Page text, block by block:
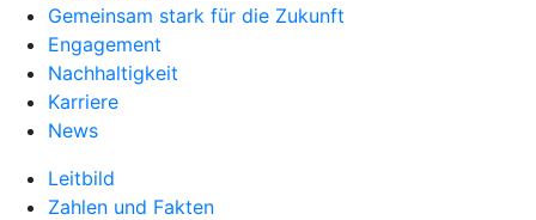
Gemeinsam stark für die Zukunft
Engagement
Nachhaltigkeit
Karriere
News
Leitbild
Zahlen und Fakten